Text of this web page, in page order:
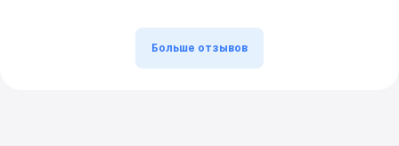
Больше отзывов